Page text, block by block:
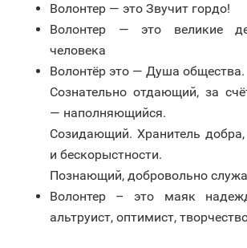
Волонтер — это Звучит гордо!
Волонтер — это великие
человека
Волонтёр это — Душа общества.
Сознательно отдающий, за
— наполняющийся.
Созидающий. Хранитель добра,
и бескорыстности.
Познающий, добровольно
Волонтер – это маяк
альтруист, оптимист,